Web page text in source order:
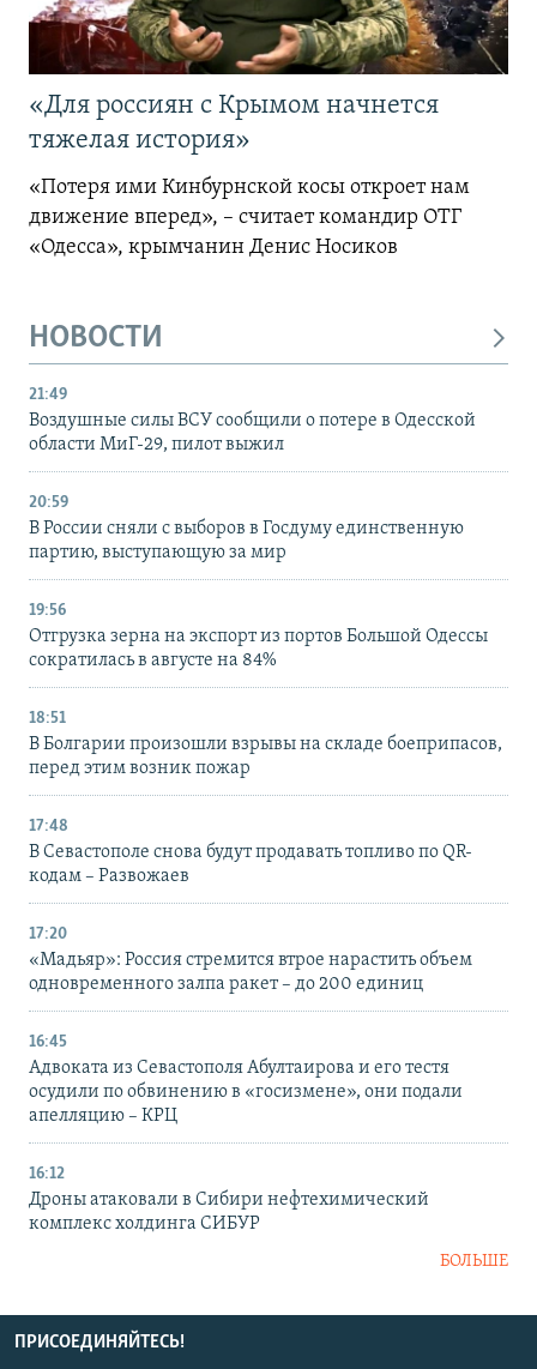
«Для россиян с Крымом начнется
тяжелая история»
«Потеря ими Кинбурнской косы откроет нам
движение вперед», – считает командир ОТГ
«Одесса», крымчанин Денис Носиков
НОВОСТИ
21:49
Воздушные силы ВСУ сообщили о потере в Одесской
области МиГ-29, пилот выжил
20:59
В России сняли с выборов в Госдуму единственную
партию, выступающую за мир
19:56
Отгрузка зерна на экспорт из портов Большой Одессы
сократилась в августе на 84%
18:51
В Болгарии произошли взрывы на складе боеприпасов,
перед этим возник пожар
17:48
В Севастополе снова будут продавать топливо по QR-
кодам – Развожаев
17:20
«Мадьяр»: Россия стремится втрое нарастить объем
одновременного залпа ракет – до 200 единиц
16:45
Адвоката из Севастополя Абултаирова и его тестя
осудили по обвинению в «госизмене», они подали
апелляцию – КРЦ
16:12
Дроны атаковали в Сибири нефтехимический
комплекс холдинга СИБУР
БОЛЬШЕ
ПРИСОЕДИНЯЙТЕСЬ!